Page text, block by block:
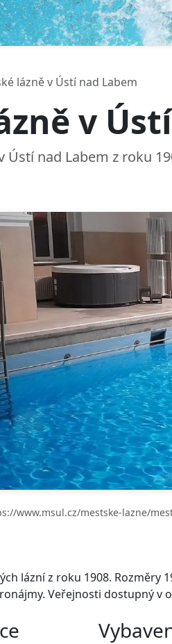
lázně v Ústí nad Labem
v
Ústí nad Labem z roku
www.msul.cz/mestske-lazne/
lázní z roku 1908.
Veřejnosti dostupný v